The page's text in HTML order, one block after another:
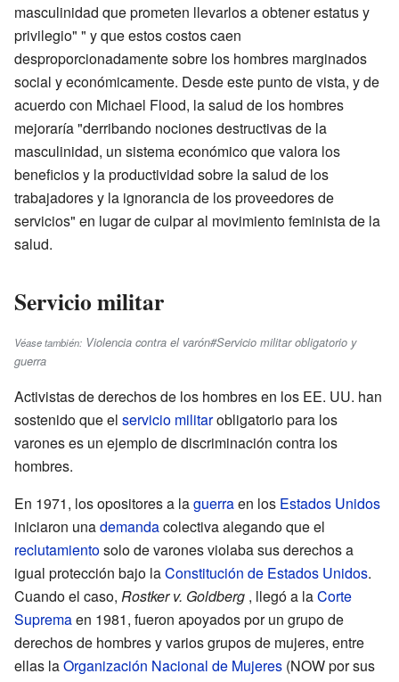
masculinidad que prometen llevarlos a obtener estatus y
privilegio" " y que estos costos caen
desproporcionadamente sobre los hombres marginados
social y económicamente. Desde este punto de vista, y de
acuerdo con Michael Flood, la salud de los hombres
mejoraría "derribando nociones destructivas de la
masculinidad, un sistema económico que valora los
beneficios y la productividad sobre la salud de los
trabajadores y la ignorancia de los proveedores de
servicios" en lugar de culpar al movimiento feminista de la
salud.
Servicio militar
Véase también: Violencia contra el varón#Servicio militar obligatorio y
guerra
Activistas de derechos de los hombres en los EE. UU. han
sostenido que el servicio militarobligatorio para los
varones es un ejemplo de discriminación contra los
hombres.
En 1971, los opositores a laguerraen los Estados Unidos
iniciaron unademandacolectiva alegando que el
reclutamientosolo de varones violaba sus derechos a
igual protección bajo laConstitución de Estados Unidos.
Cuando el caso, Rostker v. Goldberg , llegó a laCorte
Supremaen 1981, fueron apoyados por un grupo de
derechos de hombres y varios grupos de mujeres, entre
ellas laOrganización Nacional de Mujeres (NOW por sus